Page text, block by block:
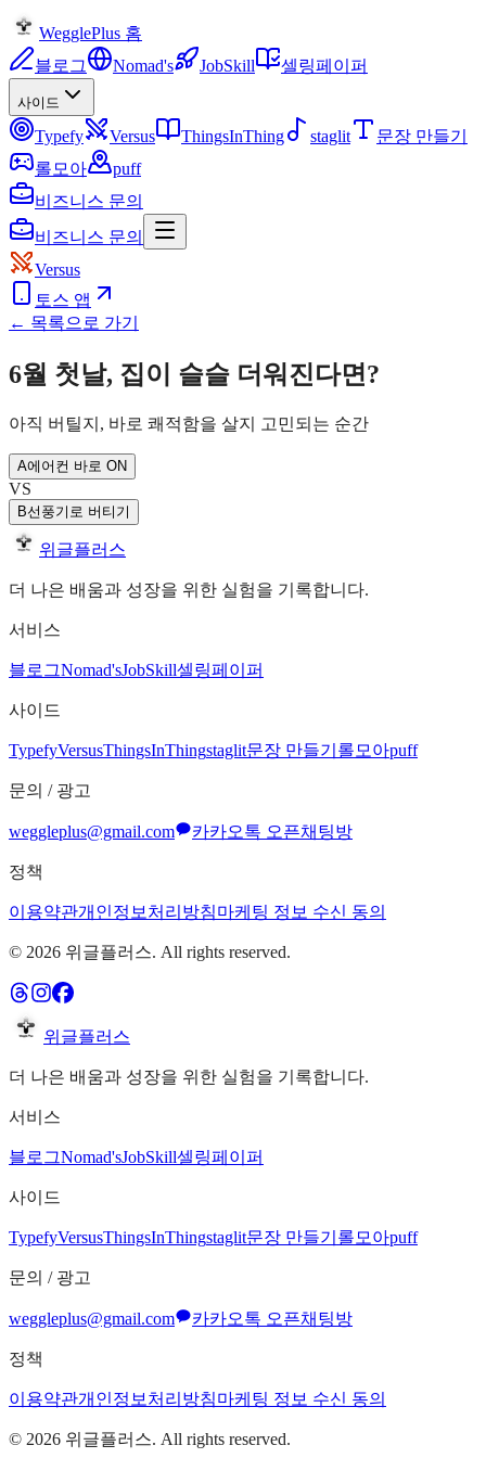
WegglePlus 홈
블로그
Nomad's JobSkill 셀링페이퍼
사이드
Typefy Versus ThingsInThing staglit
문장 만들기
롤모아
puff
비즈니스 문의
비즈니스 문의
Versus
토스 앱
← 목록으로 가기
6월 첫날, 집이 슬슬 더워진다면?
아직 버틸지, 바로 쾌적함을 살지 고민되는 순간
A에어컨 바로 ON
VS
B선풍기로 버티기
위글플러스
더 나은 배움과 성장을 위한 실험을 기록합니다.
서비스
블로그Nomad'sJobSkill셀링페이퍼
사이드
TypefyVersusThingsInThingstaglit문장 만들기 롤모아puff
문의 / 광고
weggleplus@gmail.com 카카오톡 오픈채팅방
정책
이용약관개인정보처리방침마케팅 정보 수신 동의
© 2026 위글플러스. All rights reserved.
위글플러스
더 나은 배움과 성장을 위한 실험을 기록합니다.
서비스
블로그Nomad'sJobSkill셀링페이퍼
사이드
TypefyVersusThingsInThingstaglit문장 만들기 롤모아puff
문의 / 광고
weggleplus@gmail.com 카카오톡 오픈채팅방
정책
이용약관개인정보처리방침마케팅 정보 수신 동의
© 2026 위글플러스. All rights reserved.